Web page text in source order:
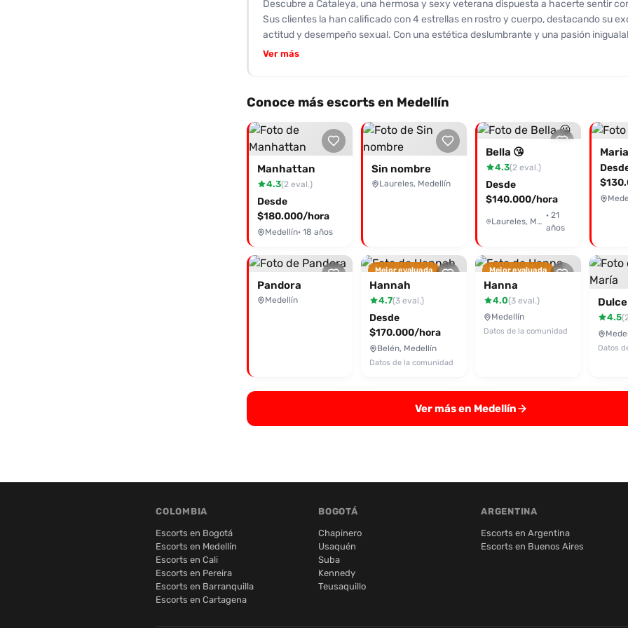
Descubre a Cataleya, una hermosa y sexy veterana dispuesta a hacerte sentir
Sus clientes la han calificado con 4 estrellas en rostro y cuerpo, destacando su
actitud y desempeño sexual. Con una estética deslumbrante y una pasión
placer, Cataleya ofrece un servicio de alto nivel en un ambiente acogedor. Sus
como amanecidas, tríos y orgías. Como amante VIP, te hará sentir en confianza
la satisfacción garantizada y la atención esmerada. Si buscas una experiencia
dudes en contactar a Cataleya. ¡Atrévete a conocer la sensualidad desbordante
latina hoy mismo!
Ver más
Conoce más escorts en Medellín
Manhattan
4.3(2 eval.)
Desde
$180.000/hora
Medellín· 18 años
Sin nombre
Laureles, Medellín
Bella 😘
4.3(2 eval.)
Desde
$140.000/hora
Laureles, Medellín
· 21
años
Pandora
Medellín
Mejor evaluada
Hannah
4.7(3 eval.)
Desde
$170.000/hora
Belén, Medellín
Datos de la comunidad
Mejor evaluada
Hanna
4.0(3 eval.)
Medellín
Datos de la comunidad
4.5
Datos
Ver más en Medellín
COLOMBIA
Escorts en Bogotá
Escorts en Medellín
Escorts en Cali
Escorts en Pereira
Escorts en Barranquilla
Escorts en Cartagena
BOGOTÁ
Chapinero
Usaquén
Suba
Kennedy
Teusaquillo
ARGENTINA
Escorts en Argentina
Escorts en Buenos Aires